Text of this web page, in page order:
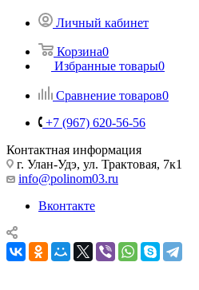
Личный кабинет
Корзина0
Избранные товары0
Сравнение товаров0
+7 (967) 620-56-56
Контактная информация
г. Улан-Удэ, ул. Трактовая, 7к1
info@polinom03.ru
Вконтакте